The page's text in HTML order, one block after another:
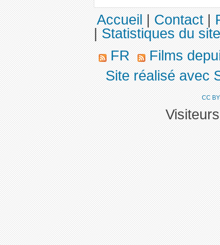
Accueil|Contact|
|Statistiques du site
FR
Films
Site réalisé avec
CC